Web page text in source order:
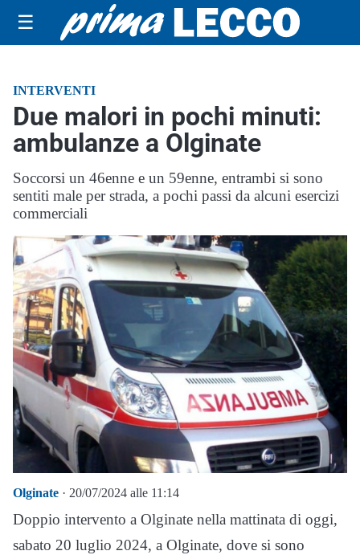
☰
INTERVENTI
Due malori in pochi minuti:
ambulanze a Olginate
Soccorsi un 46enne e un 59enne, entrambi si sono
sentiti male per strada, a pochi passi da alcuni esercizi
commerciali
Olginate · 20/07/2024 alle 11:14
Doppio intervento a Olginate nella mattinata di oggi,
sabato 20 luglio 2024, a Olginate, dove si sono